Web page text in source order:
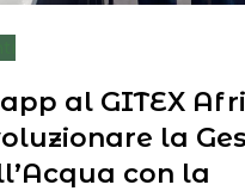
al GITEX
la
con la